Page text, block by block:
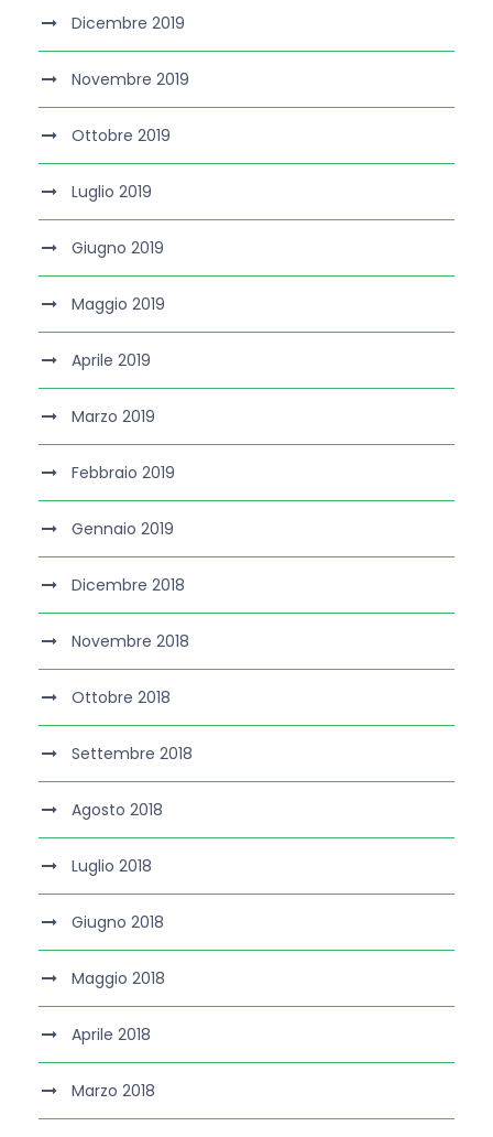
Dicembre 2019
Novembre 2019
Ottobre 2019
Luglio 2019
Giugno 2019
Maggio 2019
Aprile 2019
Marzo 2019
Febbraio 2019
Gennaio 2019
Dicembre 2018
Novembre 2018
Ottobre 2018
Settembre 2018
Agosto 2018
Luglio 2018
Giugno 2018
Maggio 2018
Aprile 2018
Marzo 2018